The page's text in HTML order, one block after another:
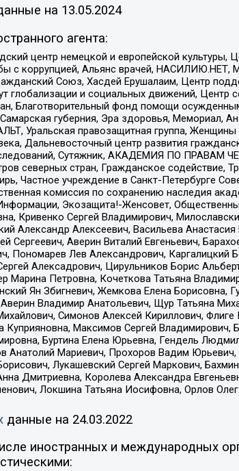
на 13.05.2024
агента:
центр немецкой и европейской культуры,
с коррупцией, Альянс врачей,
Союз, Хасдей Ерушалаим, Центр
глобализации и социальных движений, Центр
Благотворительный фонд помощи
губерния, Эра здоровья, Мемориал,
Уральская правозащитная группа,
Дальневосточный центр развития
Сутяжник, АКАДЕМИЯ ПО ПРАВАМ
северных стран, Гражданское содействие,
Частное учреждение в Санкт-Петербурге
комиссия по сохранению наследия
Экозащита!-Женсовет,
Кривенко Сергей Владимирович,
Александр Алексеевич, Васильева
Сергеевич, Аверин Виталий Евгеньевич,
Пономарев Лев Александрович, Каргалицкий
Алексадрович, Цирульников Борис
Петровна, Кочеткова Татьяна
Ян Збигневич, Жемкова Елена
Владимир Анатольевич, Щур Татьяна
Симонов Алексей Кириллович,
Максимов Сергей Владимирович,
Буртина Елена Юрьевна, Гендель
Анатолий Мариевич, Прохоров Вадим
Лукашевский Сергей Маркович,
Дмитриевна, Королева Александра
Локшина Татьяна Иосифовна, Орлов
данные на 24.03.2022
иностранных и международных